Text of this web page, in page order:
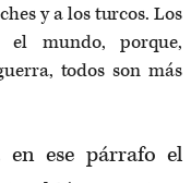
y a los turcos. Los
mundo, porque,
todos son más
en ese párrafo el